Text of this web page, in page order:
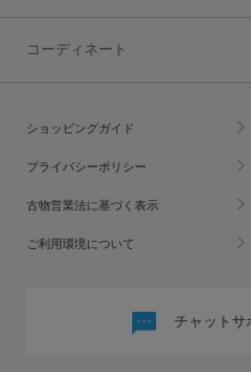
コーディネート
ショッピングガイド
プライバシーポリシー
古物営業法に基づく表示
ご利用環境について
チャットサ